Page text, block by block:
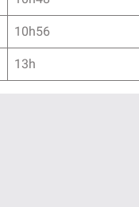
10h56
13h